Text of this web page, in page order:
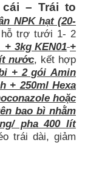
– Trái to
NPK hạt (20-
trợ tưới 1- 2
+ 3kg KEN01 +
nước, kết hợp
+ 2 góiAmin
+ 250ml Hexa
hoặc
bao bì nhằm
pha 400 lít
trái dài, giảm